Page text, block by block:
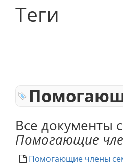
Теги
Все документы
Помогающие
Помогающие члены